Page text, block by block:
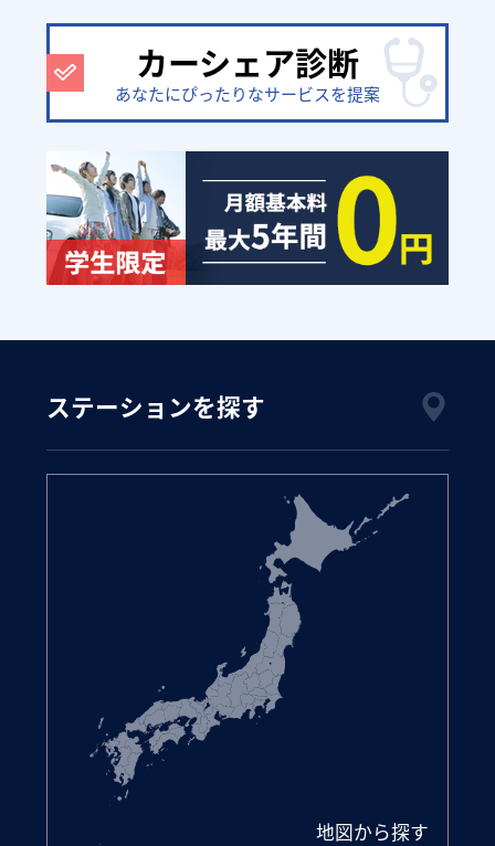
カーシェア診断
あなたにぴったりなサービスを提案
ステーションを探す
地図から探す